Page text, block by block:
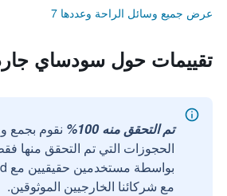
عرض جميع وسائل الراحة وعددها 7
تقييمات حول سودساي
تم التحقق منه 100%
نقوم بجمع
الحجوزات التي تم التحقق منها
مع شركائنا الخارجيين الموثوقين.